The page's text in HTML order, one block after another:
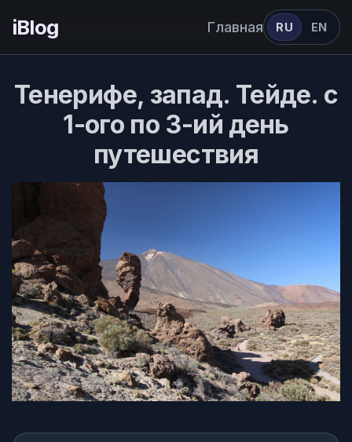
iBlog Главная RU EN
Тенерифе, запад. Тейде. с
1-ого по 3-ий день
путешествия